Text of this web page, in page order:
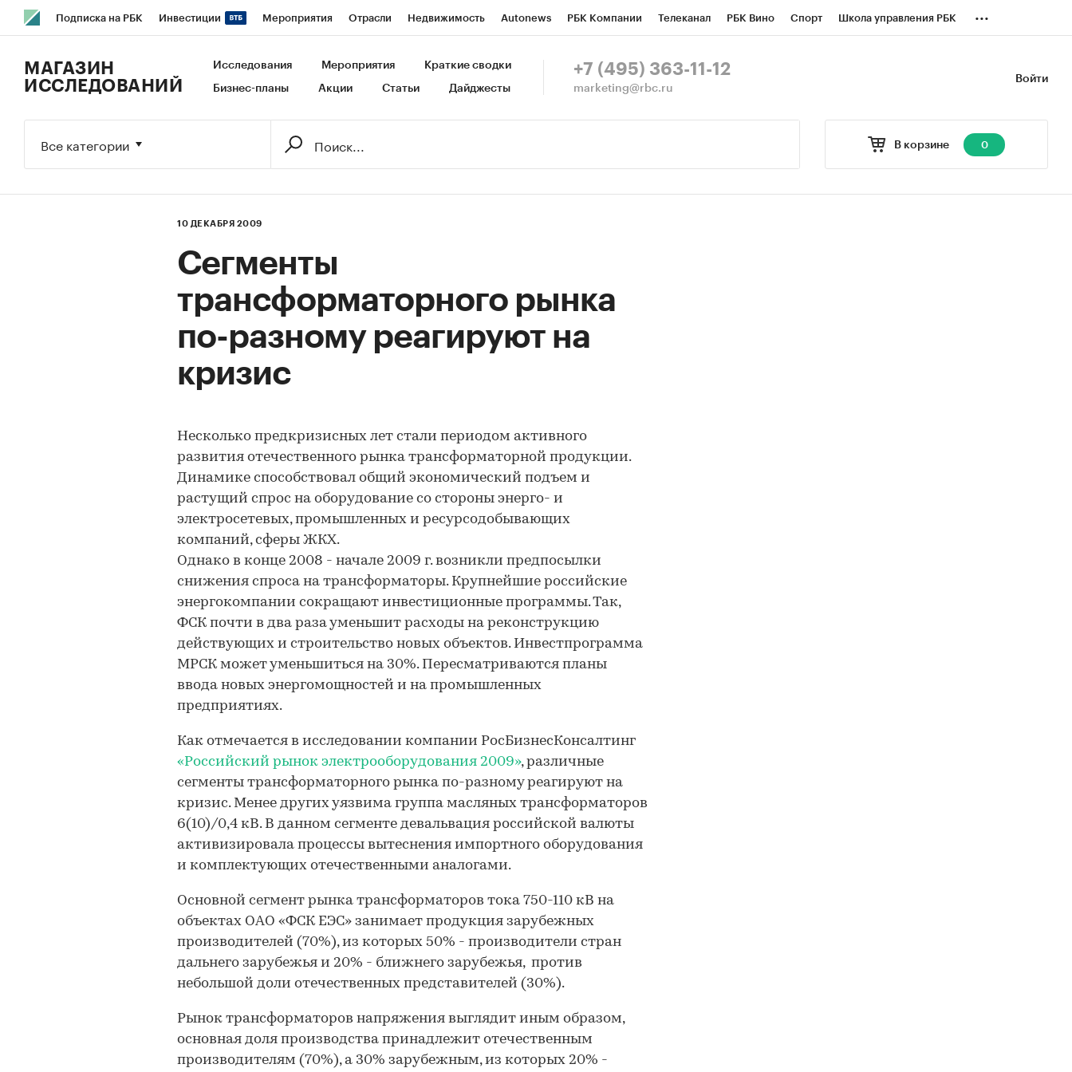
Подписка на РБК Инвестиции Мероприятия Отрасли Недвижимость Autonews РБК Компании Телеканал РБК Вино Спорт Школа управления РБК
Исследования Кредитные рейтинги Франшизы Газета Спецпроекты СПб Конференции СПб Спецпроекты
...
Войти
МАГАЗИН
ИССЛЕДОВАНИЙ
Исследования Мероприятия Краткие сводки
Бизнес-планы Акции Статьи Дайджесты
+7 (495) 363-11-12
marketing@rbc.ru
В корзине 0
Все категории
10 ДЕКАБРЯ 2009
Сегменты
трансформаторного рынка
по-разному реагируют на
кризис
Несколько предкризисных лет стали периодом активного
развития отечественного рынка трансформаторной продукции.
Динамике способствовал общий экономический подъем и
растущий спрос на оборудование со стороны энерго- и
электросетевых, промышленных и ресурсодобывающих
компаний, сферы ЖКХ.
Однако в конце 2008 - начале 2009 г. возникли предпосылки
снижения спроса на трансформаторы. Крупнейшие российские
энергокомпании сокращают инвестиционные программы. Так,
ФСК почти в два раза уменьшит расходы на реконструкцию
действующих и строительство новых объектов. Инвестпрограмма
МРСК может уменьшиться на 30%. Пересматриваются планы
ввода новых энергомощностей и на промышленных
предприятиях.
Как отмечается в исследовании компании РосБизнесКонсалтинг
«Российский рынок электрооборудования 2009», различные
сегменты трансформаторного рынка по-разному реагируют на
кризис. Менее других уязвима группа масляных трансформаторов
6(10)/0,4 кВ. В данном сегменте девальвация российской валюты
активизировала процессы вытеснения импортного оборудования
и комплектующих отечественными аналогами.
Основной сегмент рынка трансформаторов тока 750-110 кВ на
объектах ОАО «ФСК ЕЭС» занимает продукция зарубежных
производителей (70%), из которых 50% - производители стран
дальнего зарубежья и 20% - ближнего зарубежья, против
небольшой доли отечественных представителей (30%).
Рынок трансформаторов напряжения выглядит иным образом,
основная доля производства принадлежит отечественным
производителям (70%), а 30% зарубежным, из которых 20% -